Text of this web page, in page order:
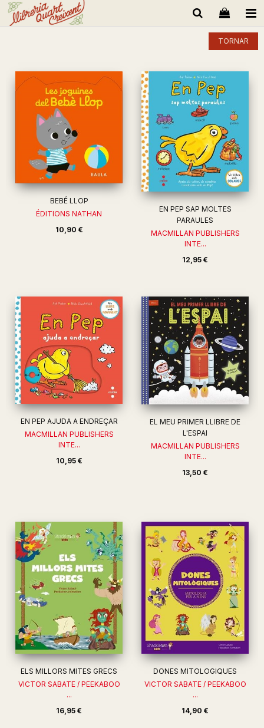
TORNAR
BEBÉ LLOP
ÉDITIONS NATHAN
10,90 €
EN PEP SAP MOLTES
PARAULES
MACMILLAN PUBLISHERS
INTE...
12,95 €
EN PEP AJUDA A ENDREÇAR
MACMILLAN PUBLISHERS
INTE...
10,95 €
EL MEU PRIMER LLIBRE DE
L'ESPAI
MACMILLAN PUBLISHERS
INTE...
13,50 €
ELS MILLORS MITES GRECS
VICTOR SABATE / PEEKABOO
...
16,95 €
DONES MITOLOGIQUES
VICTOR SABATE / PEEKABOO
...
14,90 €